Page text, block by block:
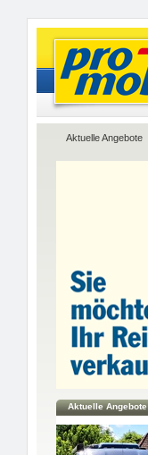
Aktuelle Angebote
Aktuelle Angebote